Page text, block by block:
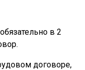
в 2
договоре,